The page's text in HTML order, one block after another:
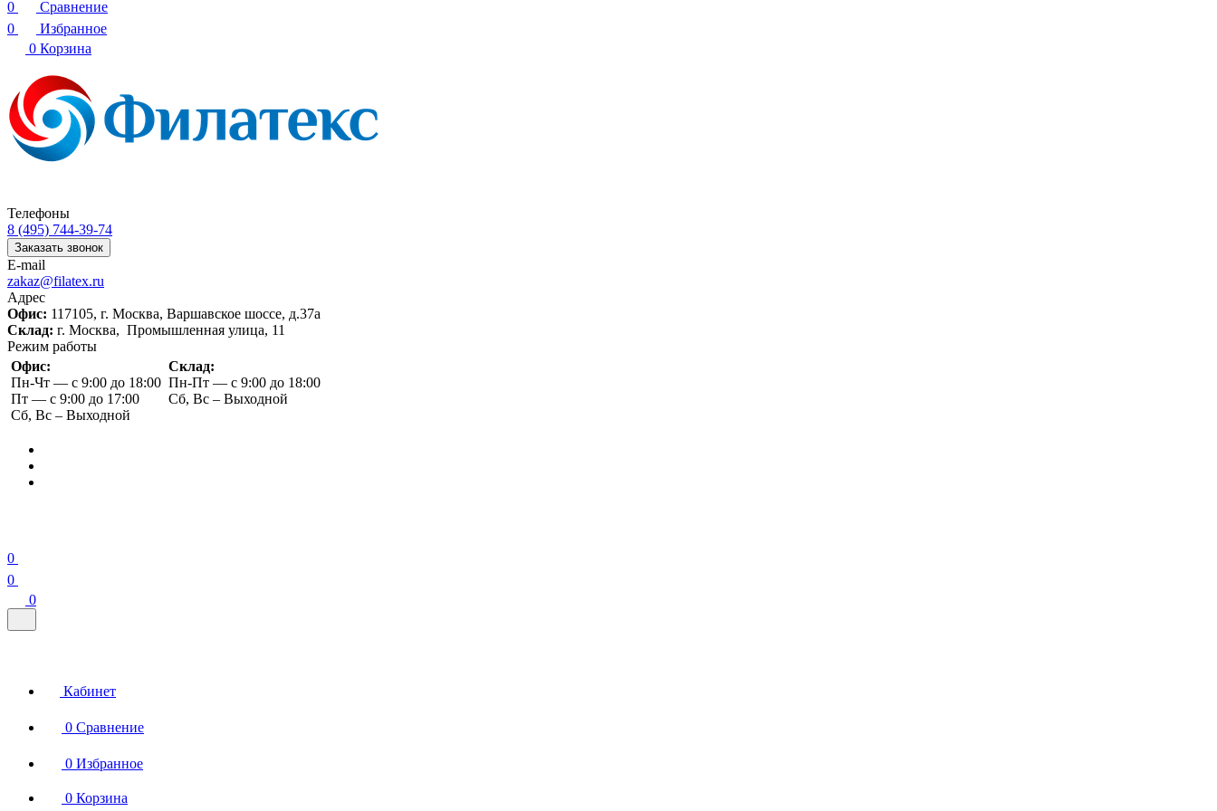
0
Сравнение
0
Избранное
0 Корзина
Телефоны
8 (495) 744-39-74
Заказать звонок
E-mail
zakaz@filatex.ru
Адрес
Офис: 117105, г. Москва, Варшавское шоссе, д.37а
Склад: г. Москва, Промышленная улица, 11
Режим работы
Офис:
Пн-Чт — с 9:00 до 18:00
Пт — с 9:00 до 17:00
Сб, Вс – Выходной
Склад:
Пн-Пт — с 9:00 до 18:00
Сб, Вс – Выходной
0
0
0
Кабинет
0 Сравнение
0 Избранное
0 Корзина